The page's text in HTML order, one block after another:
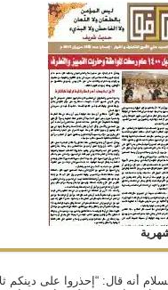
أنه قال: “إحذروا على دينكم